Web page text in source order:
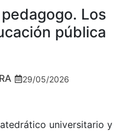
Los
pública
29/05/2026
universitario y